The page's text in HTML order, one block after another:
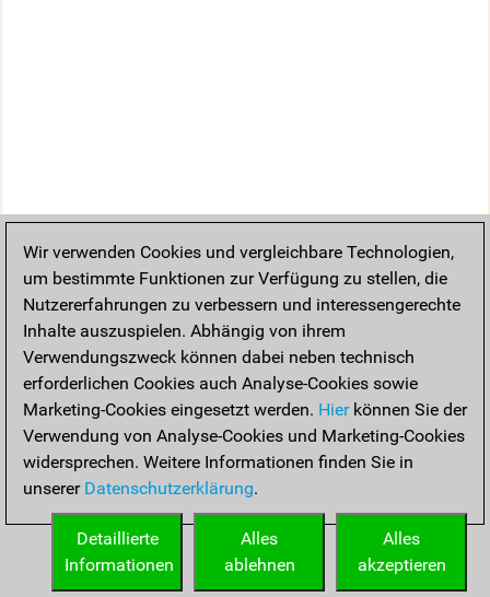
Wir verwenden Cookies und vergleichbare Technologien,
um bestimmte Funktionen zur Verfügung zu stellen, die
Nutzererfahrungen zu verbessern und interessengerechte
Inhalte auszuspielen. Abhängig von ihrem
Verwendungszweck können dabei neben technisch
erforderlichen Cookies auch Analyse-Cookies sowie
Marketing-Cookies eingesetzt werden. Hierkönnen Sie der
Verwendung von Analyse-Cookies und Marketing-Cookies
widersprechen. Weitere Informationen finden Sie in
unserer Datenschutzerklärung.
Alles
akzeptieren
Alles
ablehnen
Detaillierte
Informationen